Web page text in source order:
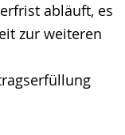
abläuft, es
zur weiteren